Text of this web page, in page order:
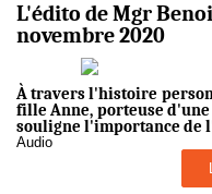
L'édito de Mgr
novembre 2020
À travers l'histoire
fille Anne, porteuse
souligne l'importance de
Audio